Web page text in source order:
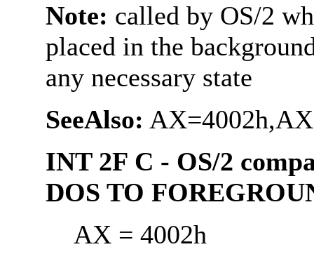
Note: called by OS/2
placed in the
any necessary state
SeeAlso:
INT 2F C - OS/2
DOS TO
AX = 4002h